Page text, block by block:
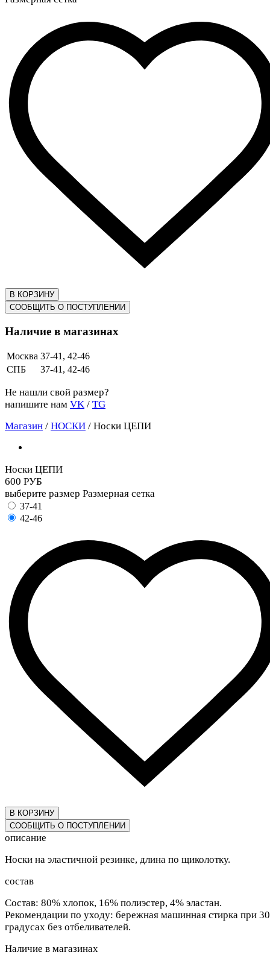
В КОРЗИНУ
СООБЩИТЬ О ПОСТУПЛЕНИИ
Наличие в магазинах
Москва 37-41, 42-46
СПБ
37-41, 42-46
Не нашли свой размер?
напишите нам VK / TG
Магазин / НОСКИ / Носки ЦЕПИ
Носки ЦЕПИ
600 РУБ
выберите размер Размерная сетка
37-41
42-46
В КОРЗИНУ
СООБЩИТЬ О ПОСТУПЛЕНИИ
описание
Носки на эластичной резинке, длина по щиколотку.
состав
Состав: 80% хлопок, 16% полиэстер, 4% эластан.
Рекомендации по уходу: бережная машинная стирка при 30
градусах без отбеливателей.
Наличие в магазинах